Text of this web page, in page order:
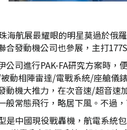
海航展最耀眼的明星莫過於俄
合發動機公司也參展，主打
公司進行PAK-FA研究方案時，
動相陣雷達/電戰系統/座艙儀
動機大推力，在次音速/超音速
般常態飛行，略居下風。不過
是中國現役戰轟機，航電系統